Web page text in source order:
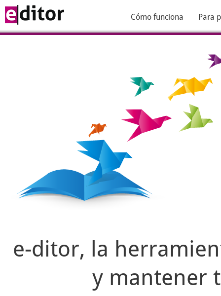
Cómo funciona Para
e-ditor, la
y mantener